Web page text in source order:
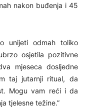
nakon buđenja i 45
unijeti odmah toliko
osjetila pozitivne
mjeseca dosljedne
taj jutarnji ritual, da
Mogu vam reći i da
tjelesne težine.”